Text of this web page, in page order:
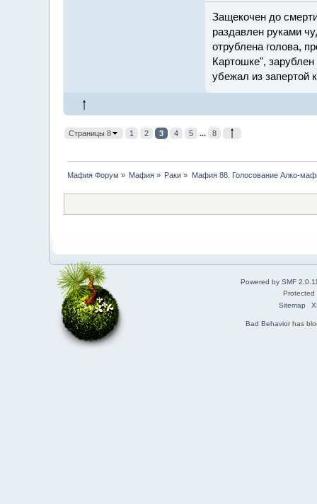
Защекочен до
раздавлен руками
отрублена голова,
Картошке",
убежал из запертой
Страницы 8 1 2 3 4 5 ... 8
Мафия Форум » Мафия » Раки » Мафия 88. Голосование Алко-
Powered by SMF
Sitemap
Bad Behaviorhas